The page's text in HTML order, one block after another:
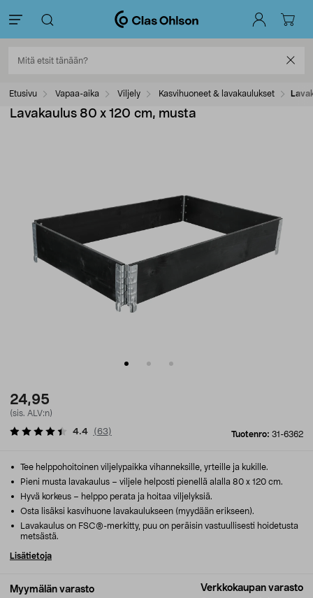
Etusivu Vapaa-aika Viljely Kasvihuoneet & lavakaulukset
Lavakaulus 80 x 120 cm, musta
24,95
(sis. ALV:n)
Tuotenro: 31-6362
4.4 (63)
Myymälän varasto Verkkokaupan varasto
Tee helppohoitoinen viljelypaikka vihanneksille, yrteille ja kukille.
Pieni musta lavakaulus – viljele helposti pienellä alalla 80 x 120 cm.
Hyvä korkeus – helppo perata ja hoitaa viljelyksiä.
Osta lisäksi kasvihuone lavakaulukseen (myydään erikseen).
Lavakaulus on FSC®-merkitty, puu on peräisin vastuullisesti hoidetusta
metsästä.
Lisätietoja